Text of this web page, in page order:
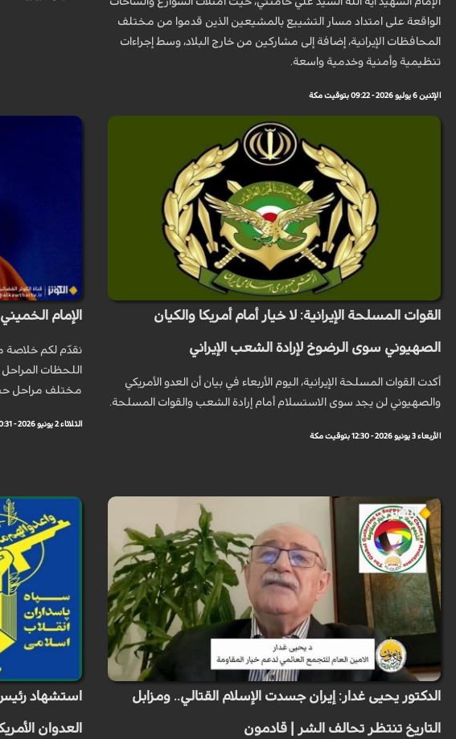
الواقعة على امتداد مسار التشييع بالمشيعين الذين قدموا من مختلف
المحافظات الإيرانية، إضافة إلى مشاركين من خارج البلاد، وسط إجراءات
تنظيمية وأمنية وخدمية واسعة.
الإثنين 6 يوليو 2026 - 09:22 بتوقيت مكة
القوات المسلحة الإيرانية: لا خيار أمام أمريكا والكيان
الصهيوني سوى الرضوخ لإرادة الشعب الإيراني
أكدت القوات المسلحة الإيرانية، اليوم الأربعاء في بيان أن العدو الأمريكي
والصهيوني لن يجد سوى الاستسلام أمام إرادة الشعب والقوات المسلحة.
الأربعاء 3 يونيو 2026 - 12:30 بتوقيت مكة
الإمام
نقدّم لكم خلاصة
اللحظات
مختلف مراحل
الثلاثاء 2 يونيو 2026 - 20:31 بتوقيت مكة
الدكتور يحيى غدار: إيران جسدت الإسلام القتالي.. ومزابل
التاريخ تنتظر تحالف الشر | قادمون
استشهاد
العدوان